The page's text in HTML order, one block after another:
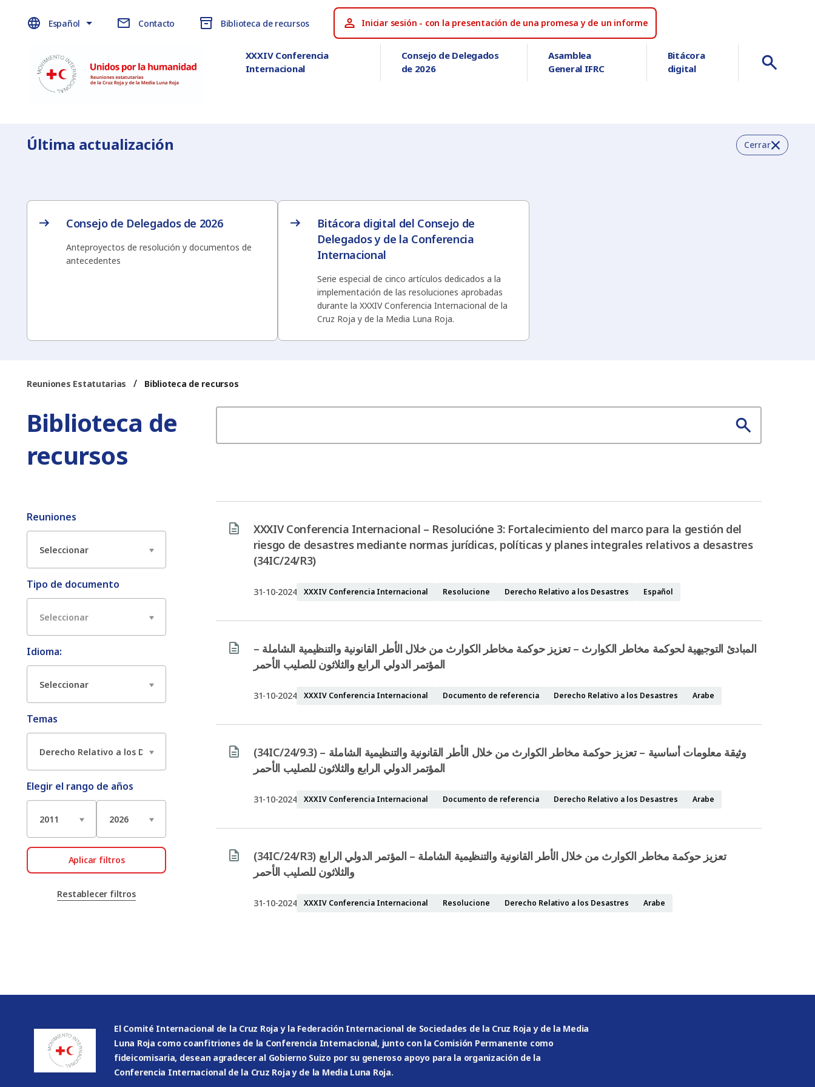
Español Contacto Biblioteca de recursos Iniciar sesión - con la presentación de una promesa y de un informe
XXXIV Conferencia
Internacional
Consejo de Delegados
de 2026
Asamblea
General IFRC
Bitácora
digital
Última actualización Cerrar
Consejo de Delegados de 2026
Anteproyectos de resolución y documentos de
antecedentes
Bitácora digital del Consejo de
Delegados y de la Conferencia
Internacional
Serie especial de cinco artículos dedicados a la
implementación de las resoluciones aprobadas
durante la XXXIV Conferencia Internacional de la
Cruz Roja y de la Media Luna Roja.
Reuniones Estatutarias / Biblioteca de recursos
Biblioteca de
recursos
Reuniones
Tipo de documento
Idioma:
Temas
Elegir el rango de años
Aplicar filtros
Restablecer filtros
XXXIV Conferencia Internacional – Resolucióne 3: Fortalecimiento del marco para la gestión del
riesgo de desastres mediante normas jurídicas, políticas y planes integrales relativos a desastres
(34IC/24/R3)
31-10-2024 XXXIV Conferencia Internacional Resolucione Derecho Relativo a los Desastres Español
المبادئ التوجيهية لحوكمة مخاطر الكوارث – تعزيز حوكمة مخاطر الكوارث من خلال الأطر القانونية والتنظيمية الشاملة –
المؤتمر الدولي الرابع والثلاثون للصليب الأحمر
31-10-2024 XXXIV Conferencia Internacional Documento de referencia Derecho Relativo a los Desastres Arabe
(34IC/24/9.3) وثيقة معلومات أساسية – تعزيز حوكمة مخاطر الكوارث من خلال الأطر القانونية والتنظيمية الشاملة –
المؤتمر الدولي الرابع والثلاثون للصليب الأحمر
31-10-2024 XXXIV Conferencia Internacional Documento de referencia Derecho Relativo a los Desastres Arabe
(34IC/24/R3) تعزيز حوكمة مخاطر الكوارث من خلال الأطر القانونية والتنظيمية الشاملة – المؤتمر الدولي الرابع
والثلاثون للصليب الأحمر
31-10-2024 XXXIV Conferencia Internacional Resolucione Derecho Relativo a los Desastres Arabe
El Comité Internacional de la Cruz Roja y la Federación Internacional de Sociedades de la Cruz Roja y de la Media
Luna Roja como coanfitriones de la Conferencia Internacional, junto con la Comisión Permanente como
fideicomisaria, desean agradecer al Gobierno Suizo por su generoso apoyo para la organización de la
Conferencia Internacional de la Cruz Roja y de la Media Luna Roja.